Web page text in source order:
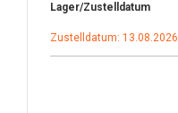
Lager/Zustelldatum
Zustelldatum: 13.08.2026